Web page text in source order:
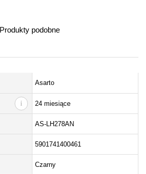
Produkty podobne
Asarto
i 24 miesiące
AS-LH278AN
5901741400461
Czarny